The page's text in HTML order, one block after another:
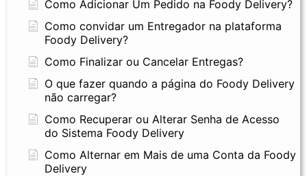
Como Adicionar Um Pedido na Foody Delivery?
Como convidar um Entregador na plataforma
Foody Delivery?
Como Finalizar ou Cancelar Entregas?
O que fazer quando a página do Foody Delivery
não carregar?
Como Recuperar ou Alterar Senha de Acesso
do Sistema Foody Delivery
Como Alternar em Mais de uma Conta da Foody
Delivery